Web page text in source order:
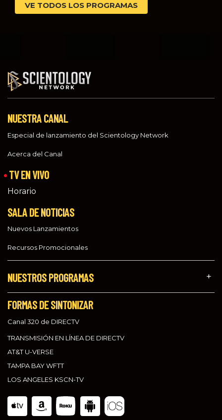
VE TODOS LOS PROGRAMAS
NUESTRA CANAL
Especial de lanzamiento del Scientology Network
Acerca del Canal
TV EN VIVO
Horario
SALA DE NOTICIAS
Nuevos Lanzamientos
Recursos Promocionales
NUESTROS PROGRAMAS
FORMAS DE SINTONIZAR
Canal 320 de DIRECTV
TRANSMISIÓN EN LÍNEA DE DIRECTV
AT&T U-VERSE
TAMPA BAY WFTT
LOS ANGELES KSCN-TV